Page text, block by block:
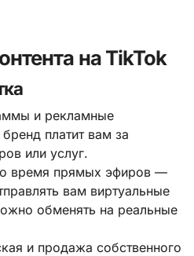
на TikTok
и рекламные
платит вам за
или услуг.
время прямых эфиров —
вам виртуальные
обменять на реальные
и продажа собственного